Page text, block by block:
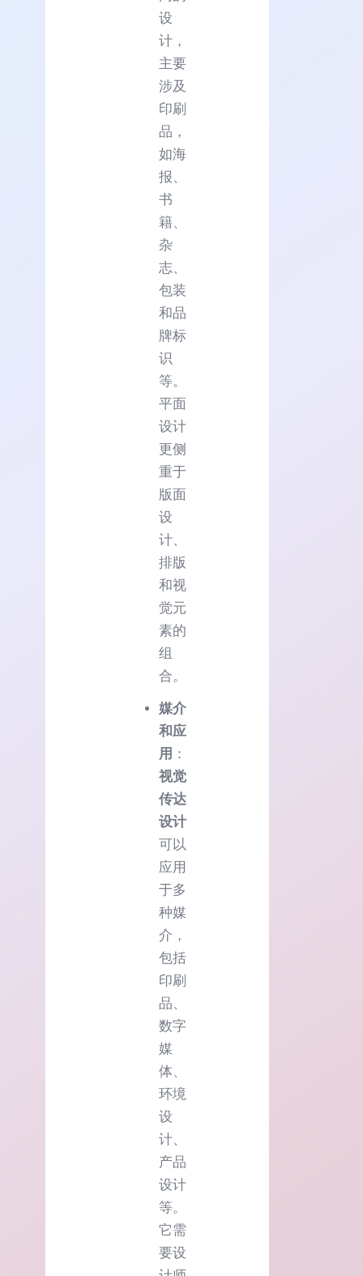
设
计，
主要
涉及
印刷
品，
如海
报、
书
籍、
杂
志、
包装
和品
牌标
识
等。
平面
设计
更侧
重于
版面
设
计、
排版
和视
觉元
素的
组
合。
媒介
和应
用 ：
视觉
传达
设计
可以
应用
于多
种媒
介，
包括
印刷
品、
数字
媒
体、
环境
设
计、
产品
设计
等。
它需
要设